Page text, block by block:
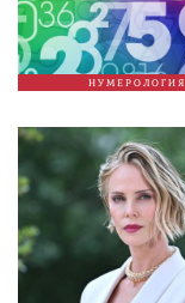
НУМЕРОЛОГИЯ